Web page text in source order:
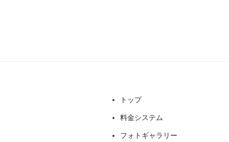
トップ
料金システム
フォトギャラリー